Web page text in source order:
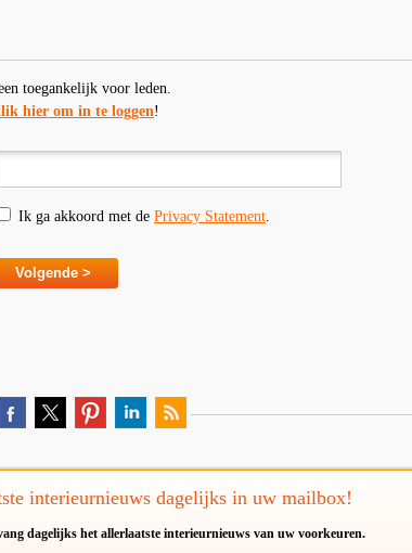
toegankelijk voor leden.
hier om in te loggen!
Ik ga akkoord met de Privacy Statement.
interieurnieuws dagelijks in uw mailbox!
dagelijks het allerlaatste interieurnieuws van uw voorkeuren.